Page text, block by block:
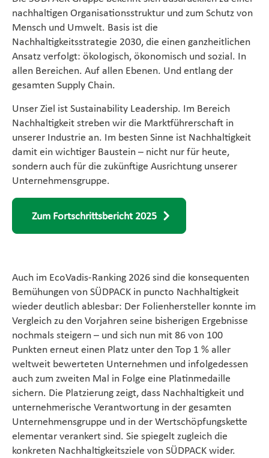
nachhaltigen Organisationsstruktur und zum Schutz von
Mensch und Umwelt. Basis ist die
Nachhaltigkeitsstrategie 2030, die einen ganzheitlichen
Ansatz verfolgt: ökologisch, ökonomisch und sozial. In
allen Bereichen. Auf allen Ebenen. Und entlang der
gesamten Supply Chain.
Unser Ziel ist Sustainability Leadership. Im Bereich
Nachhaltigkeit streben wir die Marktführerschaft in
unserer Industrie an. Im besten Sinne ist Nachhaltigkeit
damit ein wichtiger Baustein – nicht nur für heute,
sondern auch für die zukünftige Ausrichtung unserer
Unternehmensgruppe.
Zum Fortschrittsbericht 2025
Auch im EcoVadis-Ranking 2026 sind die konsequenten
Bemühungen von SÜDPACK in puncto Nachhaltigkeit
wieder deutlich ablesbar: Der Folienhersteller konnte im
Vergleich zu den Vorjahren seine bisherigen Ergebnisse
nochmals steigern – und sich nun mit 86 von 100
Punkten erneut einen Platz unter den Top 1 % aller
weltweit bewerteten Unternehmen und infolgedessen
auch zum zweiten Mal in Folge eine Platinmedaille
sichern. Die Platzierung zeigt, dass Nachhaltigkeit und
unternehmerische Verantwortung in der gesamten
Unternehmensgruppe und in der Wertschöpfungskette
elementar verankert sind. Sie spiegelt zugleich die
konkreten Nachhaltigkeitsziele von SÜDPACK wider.